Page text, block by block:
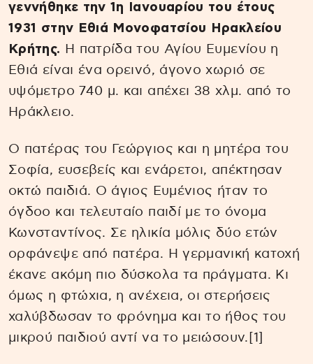
γεννήθηκε την 1η Ιανουαρίου του έτους
1931 στην Εθιά Μονοφατσίου Ηρακλείου
Κρήτης. Η πατρίδα του Αγίου Ευμενίου η
Εθιά είναι ένα ορεινό, άγονο χωριό σε
υψόμετρο 740 μ. και απέχει 38 χλμ. από το
Ηράκλειο.
Ο πατέρας του Γεώργιος και η μητέρα του
Σοφία, ευσεβείς και ενάρετοι, απέκτησαν
οκτώ παιδιά. Ο άγιος Ευμένιος ήταν το
όγδοο και τελευταίο παιδί με το όνομα
Κωνσταντίνος. Σε ηλικία μόλις δύο ετών
ορφάνεψε από πατέρα. Η γερμανική κατοχή
έκανε ακόμη πιο δύσκολα τα πράγματα. Κι
όμως η φτώχια, η ανέχεια, οι στερήσεις
χαλύβδωσαν το φρόνημα και το ήθος του
μικρού παιδιού αντί να το μειώσουν.[1]